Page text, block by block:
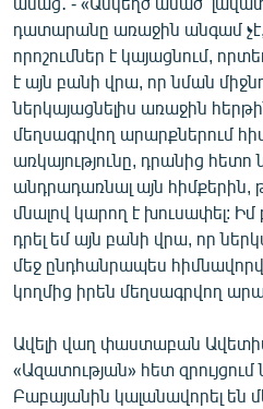
դատարանը առաջին անգամ
որոշումներ է կայացնում,
է այն բանի վրա, որ նման
ներկայացնելիս առաջին
մեղսագրվող արարքներում
առկայությունը, դրանից հետո
անդրադառնալ այն հիմքերին,
մնալով կարող է խուսափել: Իմ
դրել եմ այն բանի վրա, որ
մեջ ընդհանրապես
կողմից իրեն մեղսագրվող
Ավելի վաղ փաստաբան
«Ազատության» հետ զրույցում
Բաբայանին կալանավորել են